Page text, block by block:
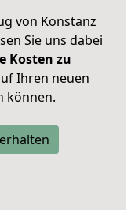
von Konstanz
Sie uns dabei
Kosten zu
Ihren neuen
können.